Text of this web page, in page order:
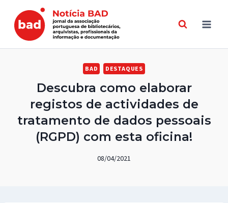
content
BAD DESTAQUES
Descubra como elaborar
registos de actividades de
tratamento de dados pessoais
(RGPD) com esta oficina!
08/04/2021